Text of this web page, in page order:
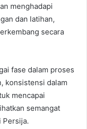
menghadapi
dan latihan,
secara
fase dalam proses
konsistensi dalam
mencapai
semangat
Persija.